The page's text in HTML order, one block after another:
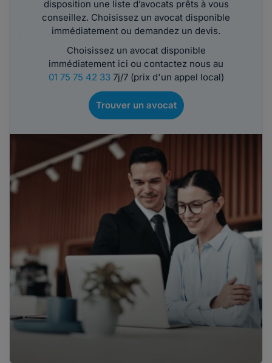
disposition une liste d’avocats prêts à vous
conseillez. Choisissez un avocat disponible
immédiatement ou demandez un devis.
Choisissez un avocat disponible
immédiatement ici ou contactez nous au
01 75 75 42 337j/7 (prix d'un appel local)
Trouver un avocat